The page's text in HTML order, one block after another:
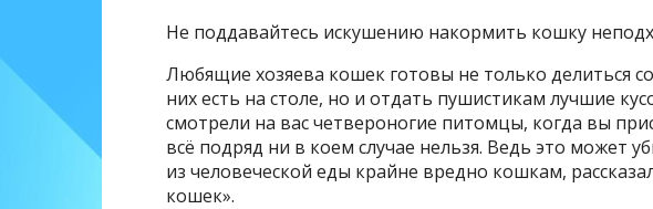
Не поддавайтесь искушению накормить кошку
Любящие хозяева кошек готовы не только делиться
них есть на столе, но и отдать пушистикам лучшие
смотрели на вас четвероногие питомцы, когда вы
всё подряд ни в коем случае нельзя. Ведь это может
из человеческой еды крайне вредно кошкам,
кошек».